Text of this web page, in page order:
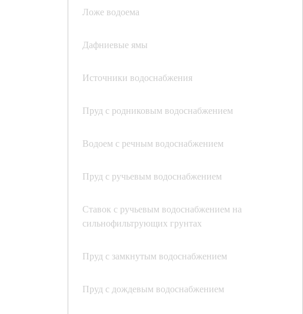
Ложе водоема
Дафниевые ямы
Источники водоснабжения
Пруд с родниковым водоснабжением
Водоем с речным водоснабжением
Пруд с ручьевым водоснабжением
Ставок с ручьевым водоснабжением на
сильнофильтрующих грунтах
Пруд с замкнутым водоснабжением
Пруд с дождевым водоснабжением